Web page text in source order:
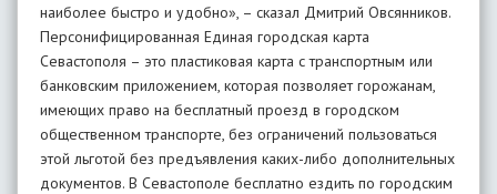
наиболее быстро и удобно», – сказал Дмитрий Овсянников.
Персонифицированная Единая городская карта
Севастополя – это пластиковая карта с транспортным или
банковским приложением, которая позволяет горожанам,
имеющих право на бесплатный проезд в городском
общественном транспорте, без ограничений пользоваться
этой льготой без предъявления каких-либо дополнительных
документов. В Севастополе бесплатно ездить по городским